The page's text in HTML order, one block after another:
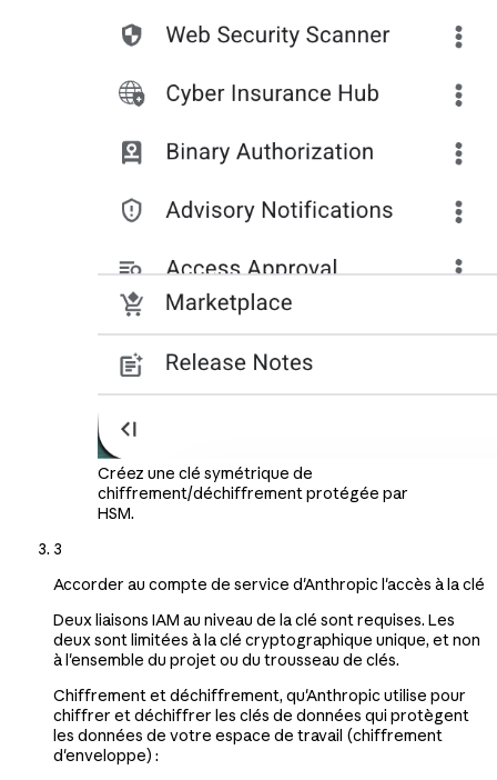
Créez une clé symétrique de
chiffrement/déchiffrement protégée par
HSM.
3
Accorder au compte de service d'Anthropic l'accès à la clé
Deux liaisons IAM au niveau de la clé sont requises. Les
deux sont limitées à la clé cryptographique unique, et non
à l'ensemble du projet ou du trousseau de clés.
Chiffrement et déchiffrement, qu'Anthropic utilise pour
chiffrer et déchiffrer les clés de données qui protègent
les données de votre espace de travail (chiffrement
d'enveloppe) :